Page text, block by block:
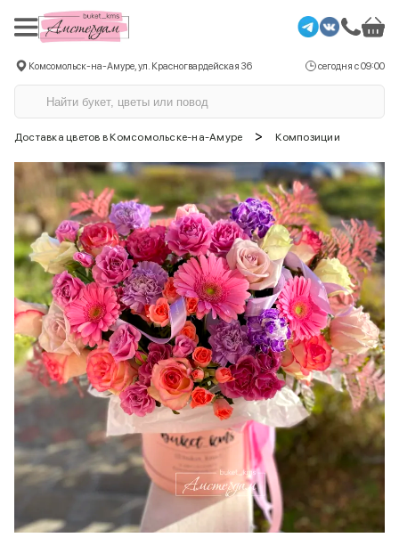
Комсомольск-на-Амуре, ул. Красногвардейская 36 сегодня с 09:00
Доставка цветов в Комсомольске-на-Амуре > Композиции